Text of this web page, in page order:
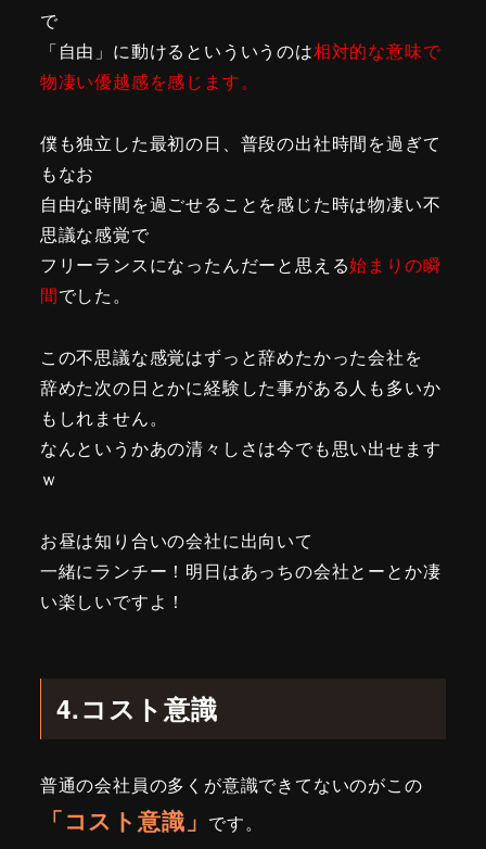
で
「自由」に動けるといういうのは相対的な意味で
物凄い優越感を感じます。
僕も独立した最初の日、普段の出社時間を過ぎて
もなお
自由な時間を過ごせることを感じた時は物凄い不
思議な感覚で
フリーランスになったんだーと思える始まりの瞬
間でした。
この不思議な感覚はずっと辞めたかった会社を
辞めた次の日とかに経験した事がある人も多いか
もしれません。
なんというかあの清々しさは今でも思い出せます
ｗ
お昼は知り合いの会社に出向いて
一緒にランチー！明日はあっちの会社とーとか凄
い楽しいですよ！
4.コスト意識
普通の会社員の多くが意識できてないのがこの
「コスト意識」 です。